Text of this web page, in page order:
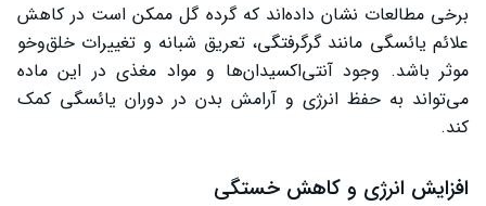
برخی مطالعات نشان داده‌اند که گرده گل ممکن است در کاهش
علائم یائسگی مانند گرگرفتگی، تعریق شبانه و تغییرات خلق‌وخو
موثر باشد. وجود آنتی‌اکسیدان‌ها و مواد مغذی در این ماده
می‌تواند به حفظ انرژی و آرامش بدن در دوران یائسگی کمک
کند.
افزایش انرژی و کاهش خستگی